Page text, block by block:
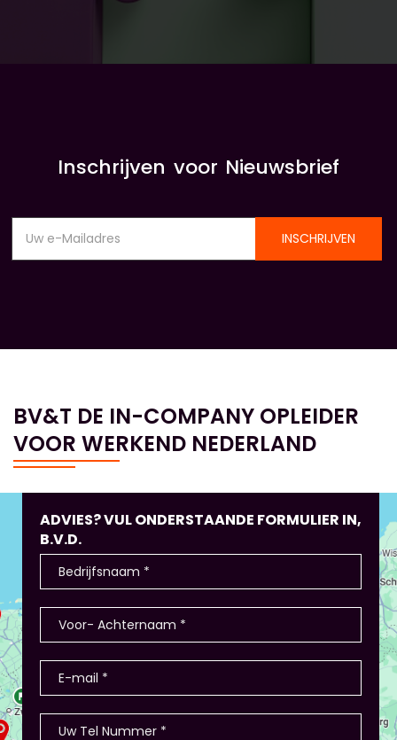
Inschrijven voor Nieuwsbrief
INSCHRIJVEN
BV&T DE IN-COMPANY OPLEIDER
VOOR WERKEND NEDERLAND
ADVIES? VUL ONDERSTAANDE FORMULIER IN,
B.V.D.